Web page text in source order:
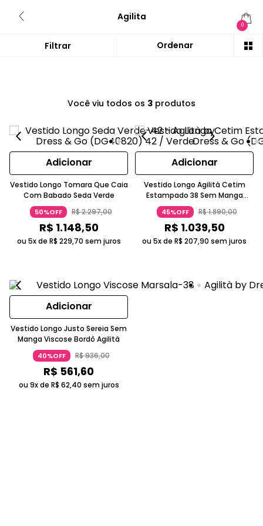
Agilita
0
Você viu todos os 3 produtos
Adicionar
Vestido Longo Tomara Que Caia
Com Babado Seda Verde
50%OFF R$2.297,00
R$ 1.148,50
ou 5x de R$ 229,70 sem juros
Adicionar
Vestido Longo Agilità Cetim
Estampado 38 Sem Manga
Branco
45%OFF R$1.890,00
R$ 1.039,50
ou 5x de R$ 207,90 sem juros
Adicionar
Vestido Longo Justo Sereia Sem
Manga Viscose Bordô Agilità
40%OFF R$936,00
R$ 561,60
ou 9x de R$ 62,40 sem juros